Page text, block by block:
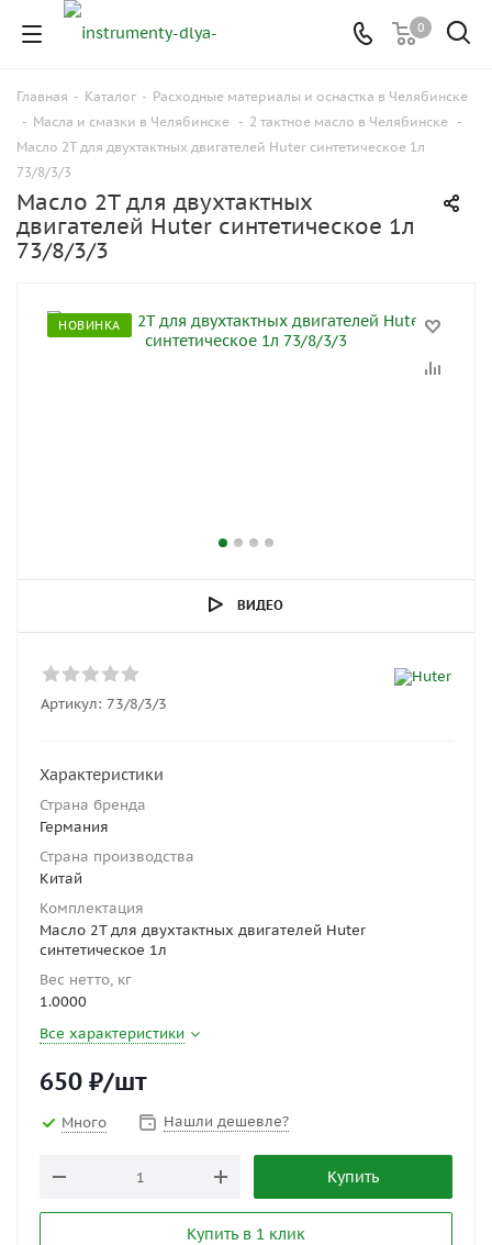
0
Главная - Каталог - Расходные материалы и оснастка в Челябинске
- Масла и смазки в Челябинске - 2 тактное масло в Челябинске -
Масло 2T для двухтактных двигателей Huter синтетическое 1л
73/8/3/3
Масло 2T для двухтактных
двигателей Huter синтетическое 1л
73/8/3/3
НОВИНКА
ВИДЕО
Артикул: 73/8/3/3
Характеристики
Страна бренда
Германия
Страна производства
Китай
Комплектация
Масло 2T для двухтактных двигателей Huter
синтетическое 1л
Вес нетто, кг
1.0000
Все характеристики
650 ₽/шт
Много Нашли дешевле?
Купить
Купить в 1 клик